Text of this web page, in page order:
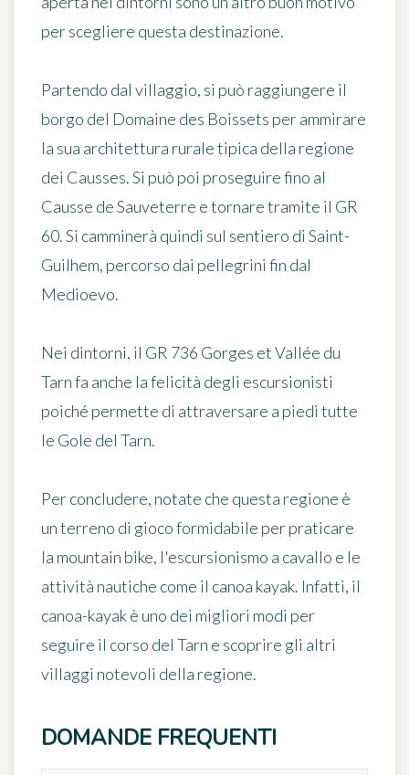
per scegliere questa destinazione.
Partendo dal villaggio, si può raggiungere il
borgo del Domaine des Boissets per ammirare
la sua architettura rurale tipica della regione
dei Causses. Si può poi proseguire fino al
Causse de Sauveterre e tornare tramite il GR
60. Si camminerà quindi sul sentiero di Saint-
Guilhem, percorso dai pellegrini fin dal
Medioevo.
Nei dintorni, il GR 736 Gorges et Vallée du
Tarnfa anche la felicità degli escursionisti
poiché permette di attraversare a piedi tutte
le Gole del Tarn.
Per concludere, notate che questa regione è
un terreno di gioco formidabile per praticare
la mountain bike, l'escursionismo a cavallo e le
attività nautiche come il canoa kayak. Infatti, il
canoa-kayak è uno dei migliori modi per
seguire il corso del Tarn e scoprire gli altri
villaggi notevoli della regione.
DOMANDE FREQUENTI